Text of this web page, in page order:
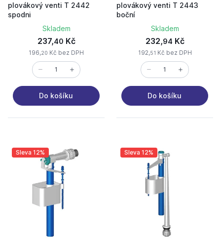
plovákový venti T 2442
spodni
Skladem
237,40 Kč
196,20 Kč bez DPH
Do košíku
plovákový venti T 2443
boční
Skladem
232,94 Kč
192,51 Kč bez DPH
Do košíku
Sleva 12% Sleva 12%